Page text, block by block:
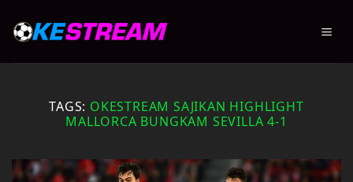
TAGS: OKESTREAM SAJIKAN HIGHLIGHT
MALLORCA BUNGKAM SEVILLA 4-1